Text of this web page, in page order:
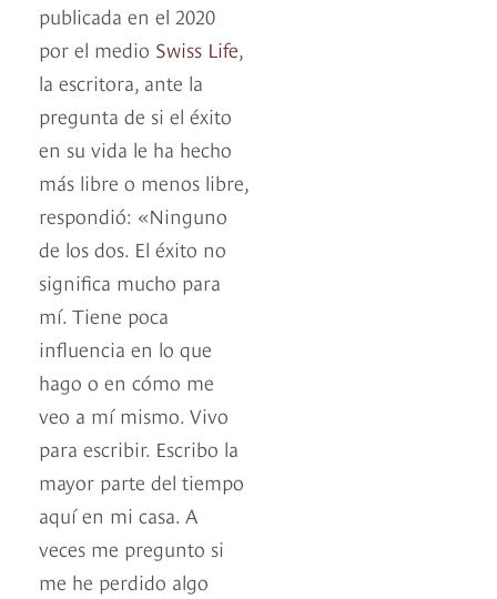
publicada en el 2020
por el medio Swiss Life,
la escritora, ante la
pregunta de si el éxito
en su vida le ha hecho
más libre o menos libre,
respondió: «Ninguno
de los dos. El éxito no
significa mucho para
mí. Tiene poca
influencia en lo que
hago o en cómo me
veo a mí mismo. Vivo
para escribir. Escribo la
mayor parte del tiempo
aquí en mi casa. A
veces me pregunto si
me he perdido algo